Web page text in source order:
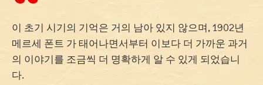
이 초기 시기의 기억은 거의 남아 있지 않으며, 1902년
메르세 폰트 가 태어나면서부터 이보다 더 가까운 과거
의 이야기를 조금씩 더 명확하게 알 수 있게 되었습니
다.